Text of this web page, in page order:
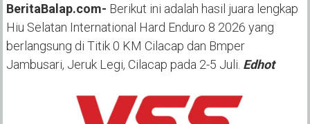
BeritaBalap.com- Berikut ini adalah hasil juara lengkap
Hiu Selatan International Hard Enduro 8 2026 yang
berlangsung di Titik 0 KM Cilacap dan Bmper
Jambusari, Jeruk Legi, Cilacap pada 2-5 Juli. Edhot